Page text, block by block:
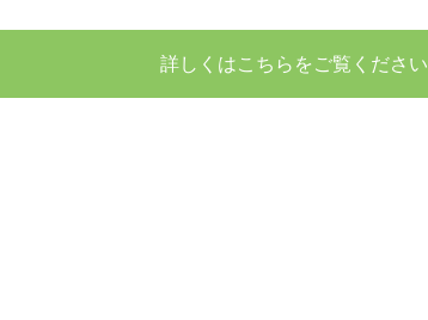
詳しくはこちらをご覧ください